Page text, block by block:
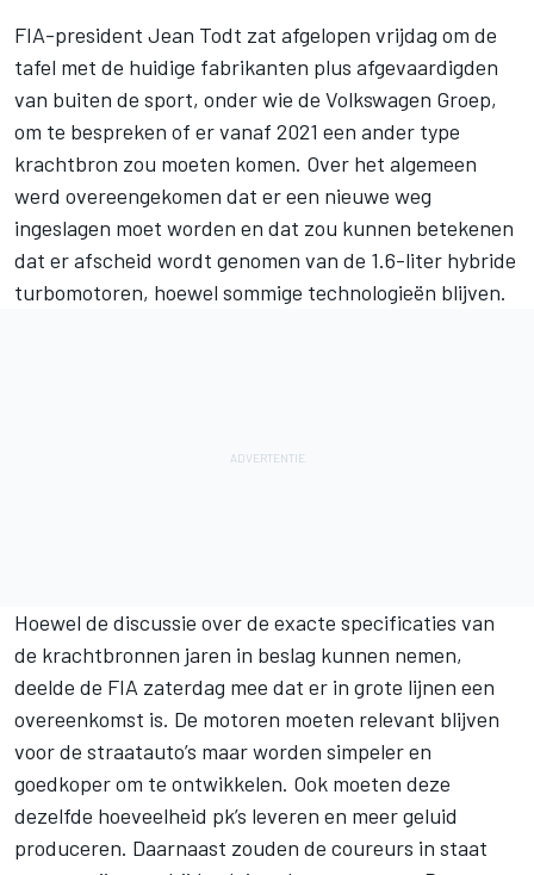
FIA-president Jean Todt zat afgelopen vrijdag om de
tafel met de huidige fabrikanten plus afgevaardigden
van buiten de sport, onder wie de Volkswagen Groep,
om te bespreken of er vanaf 2021 een ander type
krachtbron zou moeten komen. Over het algemeen
werd overeengekomen dat er een nieuwe weg
ingeslagen moet worden en dat zou kunnen betekenen
dat er afscheid wordt genomen van de 1.6-liter hybride
turbomotoren, hoewel sommige technologieën blijven.
Hoewel de discussie over de exacte specificaties van
de krachtbronnen jaren in beslag kunnen nemen,
deelde de FIA zaterdag mee dat er in grote lijnen een
overeenkomst is. De motoren moeten relevant blijven
voor de straatauto’s maar worden simpeler en
goedkoper om te ontwikkelen. Ook moeten deze
dezelfde hoeveelheid pk’s leveren en meer geluid
produceren. Daarnaast zouden de coureurs in staat